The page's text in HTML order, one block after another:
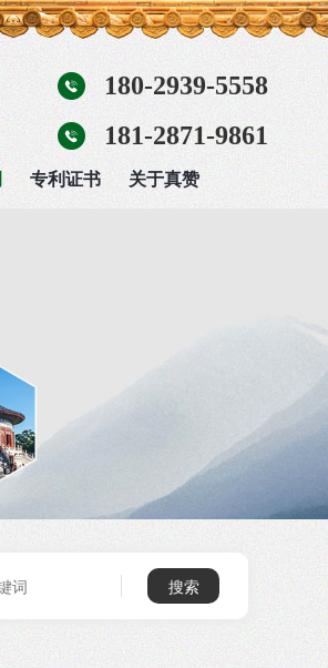
180-2939-5558
181-2871-9861
专利证书
关于真赞